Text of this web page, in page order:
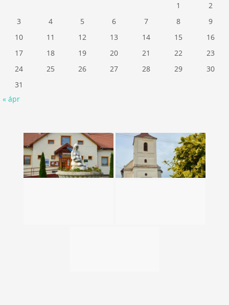
1
2
3
4 5 6 7 8
9
10
11 12 13 14 15
16
17
18 19 20 21 22
23
24
25 26 27 28 29
30
31
« ápr